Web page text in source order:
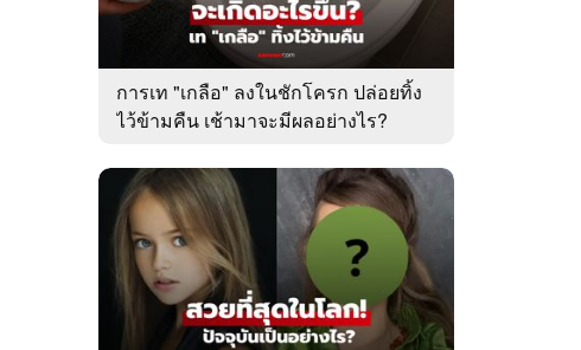
การเท "เกลือ" ลงในชักโครก ปล่อยทิ้ง
ไว้ข้ามคืน เช้ามาจะมีผลอย่างไร?